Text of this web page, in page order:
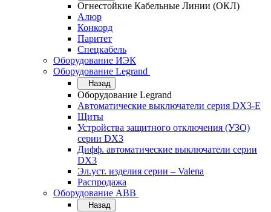
Огнестойкие Кабельные Линии (ОКЛ)
Алюр
Конкорд
Паритет
Спецкабель
Оборудование ИЭК
Оборудование Legrand
Назад
Оборудование Legrand
Автоматические выключатели серия DX3-E
Щиты
Устройства защитного отключения (УЗО)
серии DX3
Дифф. автоматические выключатели серии
DX3
Эл.уст. изделия серии – Valena
Распродажа
Оборудование АВВ
Назад